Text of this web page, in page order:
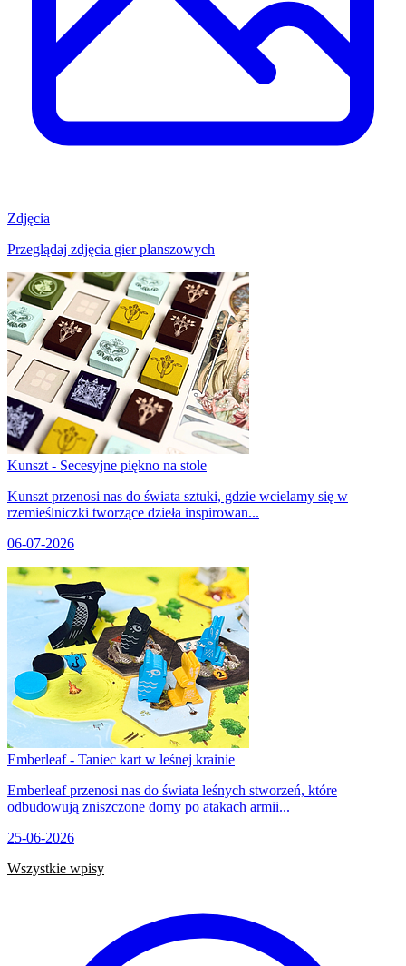
Zdjęcia
Przeglądaj zdjęcia gier planszowych
Kunszt - Secesyjne piękno na stole
Kunszt przenosi nas do świata sztuki, gdzie wcielamy się w
rzemieślniczki tworzące dzieła inspirowan...
06-07-2026
Emberleaf - Taniec kart w leśnej krainie
Emberleaf przenosi nas do świata leśnych stworzeń, które
odbudowują zniszczone domy po atakach armii...
25-06-2026
Wszystkie wpisy